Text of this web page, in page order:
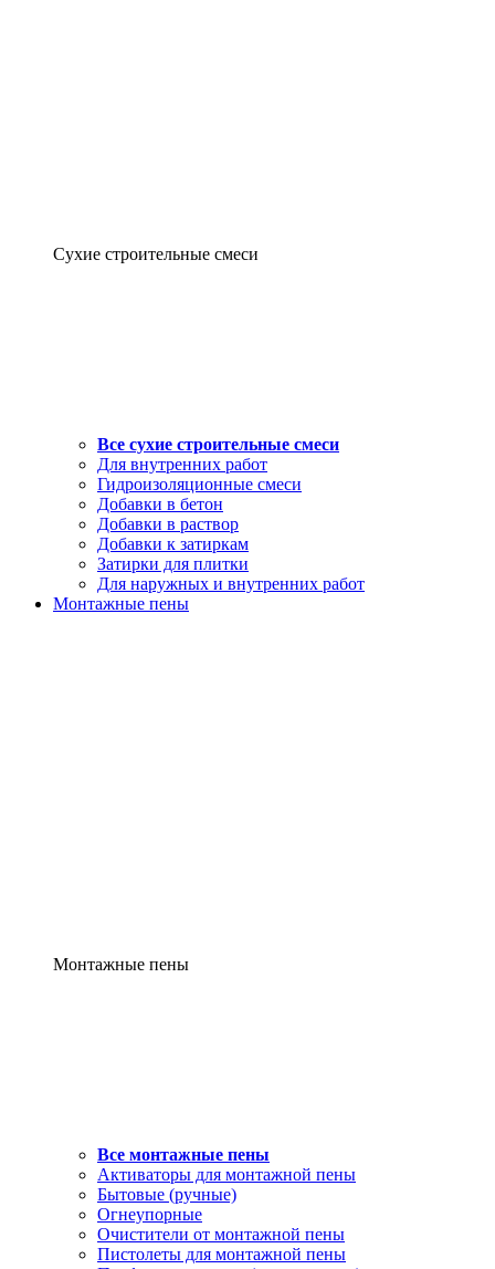
Сухие строительные смеси
Все сухие строительные смеси
Для внутренних работ
Гидроизоляционные смеси
Добавки в бетон
Добавки в раствор
Добавки к затиркам
Затирки для плитки
Для наружных и внутренних работ
Монтажные пены
Монтажные пены
Все монтажные пены
Активаторы для монтажной пены
Бытовые (ручные)
Огнеупорные
Очистители от монтажной пены
Пистолеты для монтажной пены